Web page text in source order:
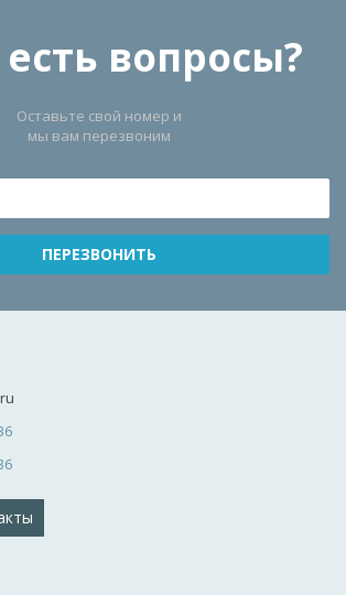
есть вопросы?
Оставьте свой номер и
мы вам перезвоним